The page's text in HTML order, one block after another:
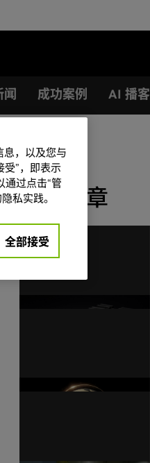
成功案例 AI 播客
热门文章
息，以及您与
受”，即表示
通过点击“管
私实践。
全部接受